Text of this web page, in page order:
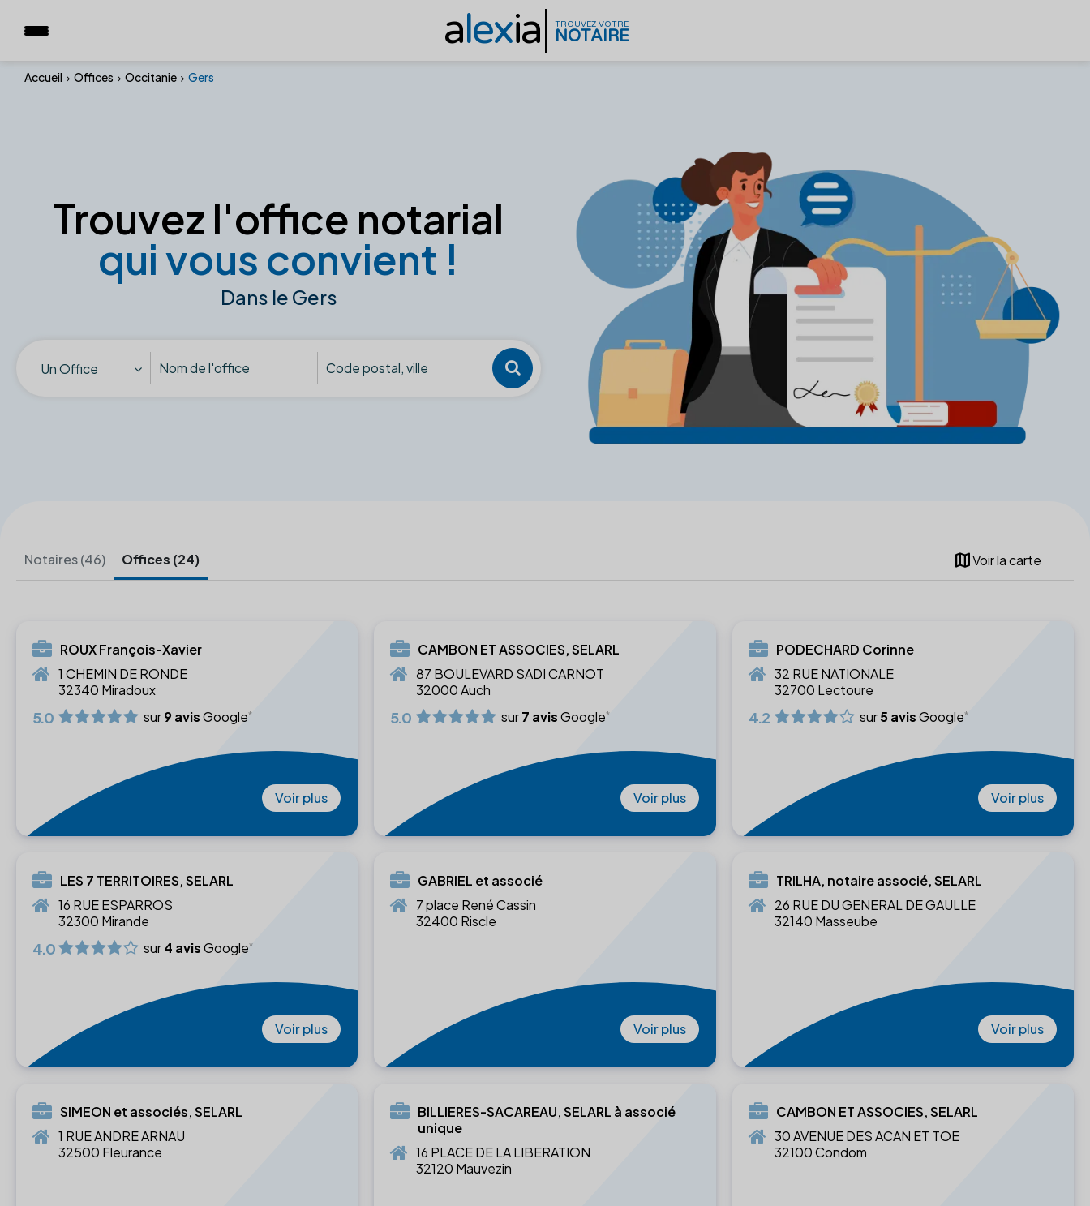
alexia TROUVEZ VOTRE
NOTAIRE
Accueil Offices Occitanie Gers
Trouvez l'office notarial
qui vous convient !
Dans le Gers
Un Office
mapVoir la carte
Notaires (46) Offices (24)
ROUX François-Xavier
1 CHEMIN DE RONDE
32340 Miradoux
5.0 sur9 avisGoogle
Voir plus
CAMBON ET ASSOCIES, SELARL
87 BOULEVARD SADI CARNOT
32000 Auch
5.0 sur7 avisGoogle
Voir plus
PODECHARD Corinne
32 RUE NATIONALE
32700 Lectoure
4.2 sur5 avisGoogle
Voir plus
LES 7 TERRITOIRES, SELARL
16 RUE ESPARROS
32300 Mirande
4.0 sur4 avisGoogle
Voir plus
GABRIEL et associé
7 place René Cassin
32400 Riscle
Voir plus
TRILHA, notaire associé, SELARL
26 RUE DU GENERAL DE GAULLE
32140 Masseube
Voir plus
SIMEON et associés, SELARL
1 RUE ANDRE ARNAU
32500 Fleurance
BILLIERES-SACAREAU, SELARL à associé
unique
16 PLACE DE LA LIBERATION
32120 Mauvezin
CAMBON ET ASSOCIES, SELARL
30 AVENUE DES ACAN ET TOE
32100 Condom